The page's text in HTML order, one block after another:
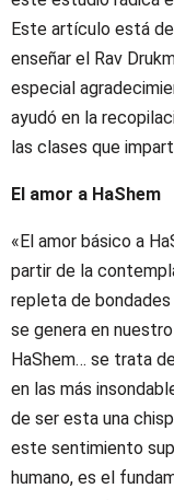
Este artículo está
enseñar el Rav
especial
ayudó en la
las clases que
El amor a HaShem
«El amor básico a
partir de la
repleta de
se genera en
HaShem… se trata
en las más
de ser esta una
este sentimiento
humano, es el